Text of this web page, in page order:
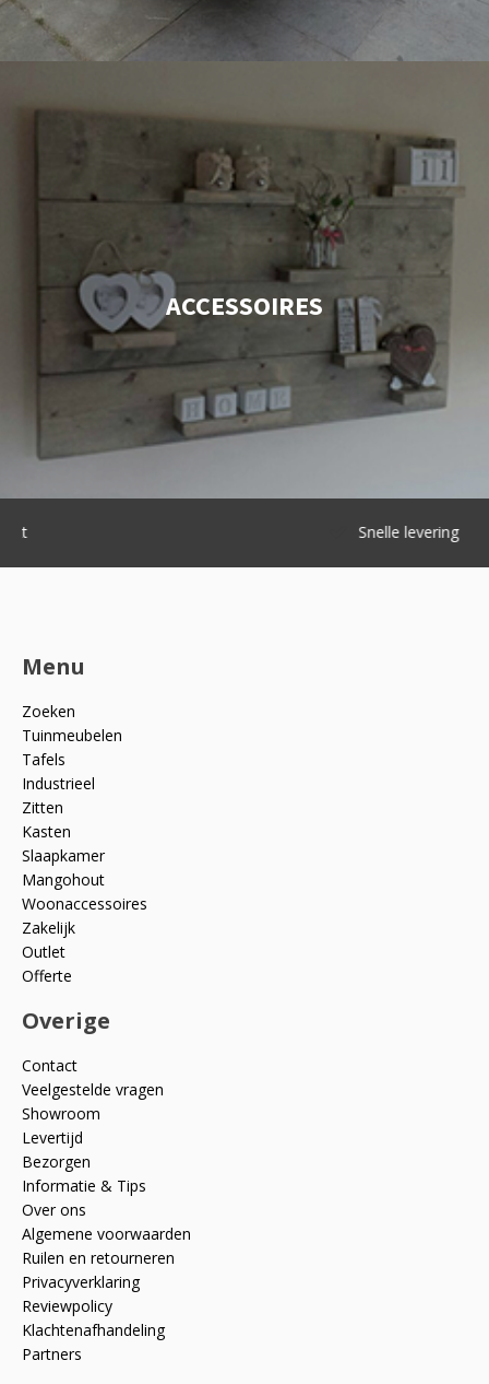
ACCESSOIRES
Menu
Zoeken
Tuinmeubelen
Tafels
Industrieel
Zitten
Kasten
Slaapkamer
Mangohout
Woonaccessoires
Zakelijk
Outlet
Offerte
Overige
Contact
Veelgestelde vragen
Showroom
Levertijd
Bezorgen
Informatie & Tips
Over ons
Algemene voorwaarden
Ruilen en retourneren
Privacyverklaring
Reviewpolicy
Klachtenafhandeling
Partners